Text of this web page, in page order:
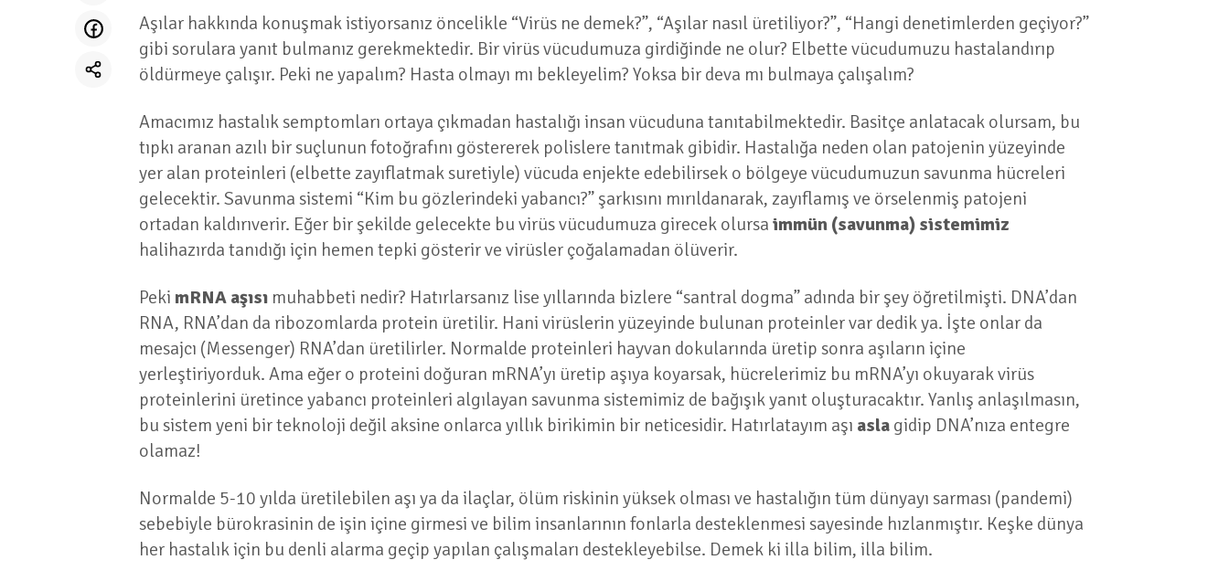
Aşılar hakkında konuşmak istiyorsanız öncelikle “Virüs ne demek?”, “Aşılar nasıl üretiliyor?”, “Hangi denetimlerden geçiyor?”
gibi sorulara yanıt bulmanız gerekmektedir. Bir virüs vücudumuza girdiğinde ne olur? Elbette vücudumuzu hastalandırıp
öldürmeye çalışır. Peki ne yapalım? Hasta olmayı mı bekleyelim? Yoksa bir deva mı bulmaya çalışalım?
Amacımız hastalık semptomları ortaya çıkmadan hastalığı insan vücuduna tanıtabilmektedir. Basitçe anlatacak olursam, bu
tıpkı aranan azılı bir suçlunun fotoğrafını göstererek polislere tanıtmak gibidir. Hastalığa neden olan patojenin yüzeyinde
yer alan proteinleri (elbette zayıflatmak suretiyle) vücuda enjekte edebilirsek o bölgeye vücudumuzun savunma hücreleri
gelecektir. Savunma sistemi “Kim bu gözlerindeki yabancı?” şarkısını mırıldanarak, zayıflamış ve örselenmiş patojeni
ortadan kaldırıverir. Eğer bir şekilde gelecekte bu virüs vücudumuza girecek olursa immün (savunma) sistemimiz
halihazırda tanıdığı için hemen tepki gösterir ve virüsler çoğalamadan ölüverir.
Peki mRNA aşısı muhabbeti nedir? Hatırlarsanız lise yıllarında bizlere “santral dogma” adında bir şey öğretilmişti. DNA’dan
RNA, RNA’dan da ribozomlarda protein üretilir. Hani virüslerin yüzeyinde bulunan proteinler var dedik ya. İşte onlar da
mesajcı (Messenger) RNA’dan üretilirler. Normalde proteinleri hayvan dokularında üretip sonra aşıların içine
yerleştiriyorduk. Ama eğer o proteini doğuran mRNA’yı üretip aşıya koyarsak, hücrelerimiz bu mRNA’yı okuyarak virüs
proteinlerini üretince yabancı proteinleri algılayan savunma sistemimiz de bağışık yanıt oluşturacaktır. Yanlış anlaşılmasın,
bu sistem yeni bir teknoloji değil aksine onlarca yıllık birikimin bir neticesidir. Hatırlatayım aşı asla gidip DNA’nıza entegre
olamaz!
Normalde 5-10 yılda üretilebilen aşı ya da ilaçlar, ölüm riskinin yüksek olması ve hastalığın tüm dünyayı sarması (pandemi)
sebebiyle bürokrasinin de işin içine girmesi ve bilim insanlarının fonlarla desteklenmesi sayesinde hızlanmıştır. Keşke dünya
her hastalık için bu denli alarma geçip yapılan çalışmaları destekleyebilse. Demek ki illa bilim, illa bilim.